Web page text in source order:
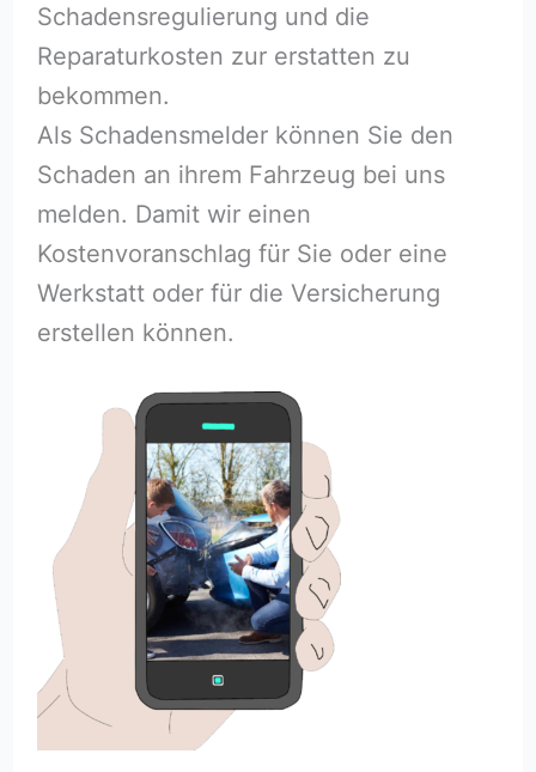
Schadensregulierung und die
Reparaturkosten zur erstatten zu
bekommen.
Als Schadensmelder können Sie den
Schaden an ihrem Fahrzeug bei uns
melden. Damit wir einen
Kostenvoranschlag für Sie oder eine
Werkstatt oder für die Versicherung
erstellen können.